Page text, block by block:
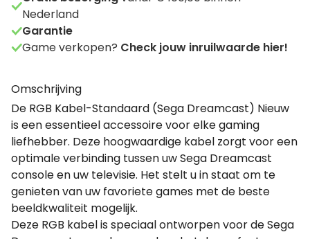
Nederland
Garantie
Game verkopen? Check jouw inruilwaarde hier!
Omschrijving
De RGB Kabel-Standaard (Sega Dreamcast) Nieuw
is een essentieel accessoire voor elke gaming
liefhebber. Deze hoogwaardige kabel zorgt voor een
optimale verbinding tussen uw Sega Dreamcast
console en uw televisie. Het stelt u in staat om te
genieten van uw favoriete games met de beste
beeldkwaliteit mogelijk.
Deze RGB kabel is speciaal ontworpen voor de Sega